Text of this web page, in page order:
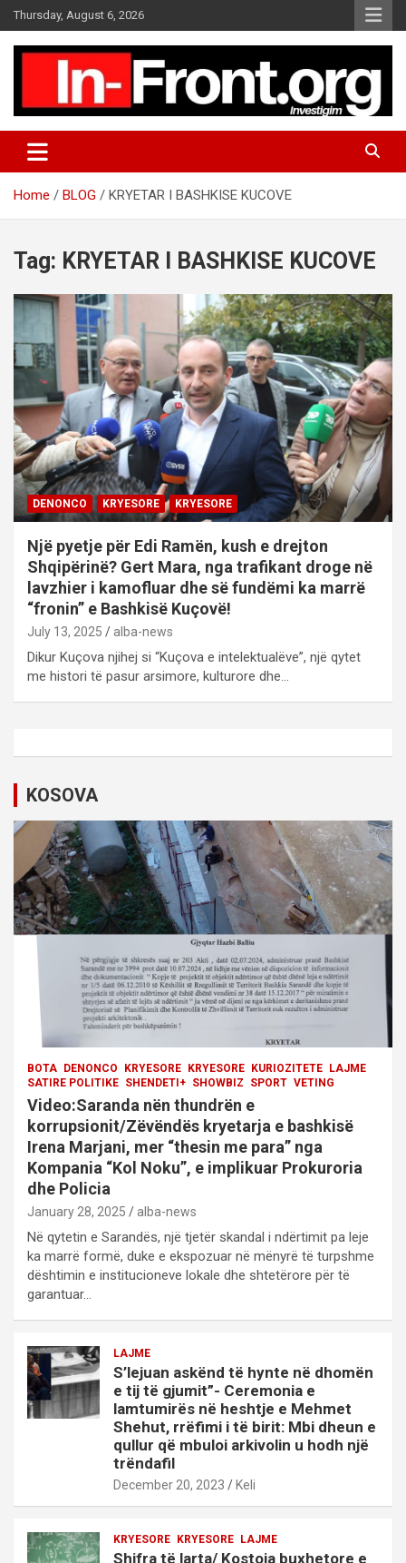
k
n
Thursday, August 6, 2026
Home BLOG KRYETAR I BASHKISE KUCOVE
Tag: KRYETAR I BASHKISE KUCOVE
DENONCO KRYESORE KRYESORE
Një pyetje për Edi Ramën, kush e drejton
Shqipërinë? Gert Mara, nga trafikant droge në
lavzhier i kamofluar dhe së fundëmi ka marrë
“fronin” e Bashkisë Kuçovë!
July 13, 2025 alba-news
Dikur Kuçova njihej si “Kuçova e intelektualëve”, një qytet
me histori të pasur arsimore, kulturore dhe…
KOSOVA
BOTA DENONCO KRYESORE KRYESORE KURIOZITETE
LAJME
SATIRE POLITIKE SHENDETI+ SHOWBIZ SPORT VETING
Video:Saranda nën thundrën e
korrupsionit/Zëvëndës kryetarja e bashkisë
Irena Marjani, mer “thesin me para” nga
Kompania “Kol Noku”, e implikuar Prokuroria
dhe Policia
January 28, 2025 alba-news
Në qytetin e Sarandës, një tjetër skandal i ndërtimit pa leje
ka marrë formë, duke e ekspozuar në mënyrë të turpshme
dështimin e institucioneve lokale dhe shtetërore për të
garantuar…
LAJME
S’lejuan askënd të hynte në dhomën
e tij të gjumit”- Ceremonia e
lamtumirës në heshtje e Mehmet
Shehut, rrëfimi i të birit: Mbi dheun e
qullur që mbuloi arkivolin u hodh një
trëndafil
December 20, 2023 Keli
KRYESORE KRYESORE LAJME
Shifra të larta/ Kostoja buxhetore e